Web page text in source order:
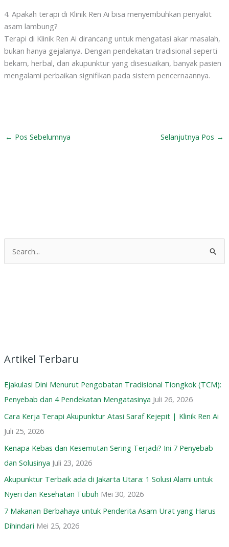
4. Apakah terapi di Klinik Ren Ai bisa menyembuhkan penyakit
asam lambung?
Terapi di Klinik Ren Ai dirancang untuk mengatasi akar masalah,
bukan hanya gejalanya. Dengan pendekatan tradisional seperti
bekam, herbal, dan akupunktur yang disesuaikan, banyak pasien
mengalami perbaikan signifikan pada sistem pencernaannya.
← Pos Sebelumnya Selanjutnya Pos →
u
:
Artikel Terbaru
Ejakulasi Dini Menurut Pengobatan Tradisional Tiongkok (TCM):
Penyebab dan 4 Pendekatan Mengatasinya Juli 26, 2026
Cara Kerja Terapi Akupunktur Atasi Saraf Kejepit | Klinik Ren Ai
Juli 25, 2026
Kenapa Kebas dan Kesemutan Sering Terjadi? Ini 7 Penyebab
dan Solusinya Juli 23, 2026
Akupunktur Terbaik ada di Jakarta Utara: 1 Solusi Alami untuk
Nyeri dan Kesehatan Tubuh Mei 30, 2026
7 Makanan Berbahaya untuk Penderita Asam Urat yang Harus
Dihindari Mei 25, 2026